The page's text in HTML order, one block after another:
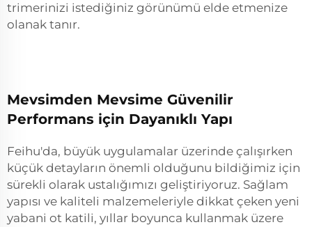
trimerinizi istediğiniz görünümü elde etmenize
olanak tanır.
Mevsimden Mevsime Güvenilir
Performans için Dayanıklı Yapı
Feihu'da, büyük uygulamalar üzerinde çalışırken
küçük detayların önemli olduğunu bildiğimiz için
sürekli olarak ustalığımızı geliştiriyoruz. Sağlam
yapısı ve kaliteli malzemeleriyle dikkat çeken yeni
yabani ot katili, yıllar boyunca kullanmak üzere